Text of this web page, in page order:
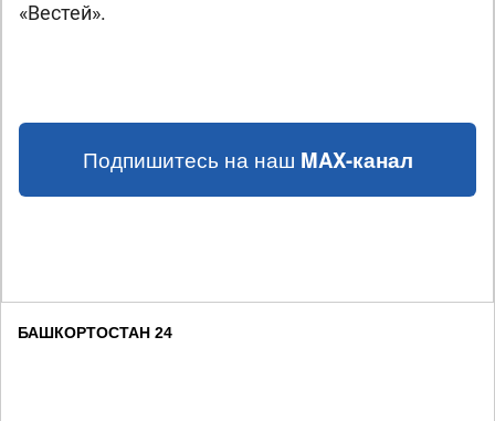
«Вестей».
Подпишитесь на наш MAX-канал
БАШКОРТОСТАН 24